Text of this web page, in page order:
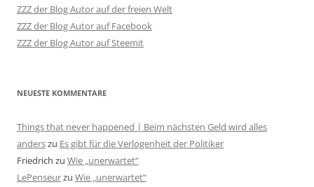
ZZZ der Blog Autor auf der freien Welt
ZZZ der Blog Autor auf Facebook
ZZZ der Blog Autor auf Steemit
NEUESTE KOMMENTARE
Things that never happened | Beim nächsten Geld wird alles
anderszu Es gibt für die Verlogenheit der Politiker
Friedrich zu Wie „unerwartet“
LePenseurzu Wie „unerwartet“